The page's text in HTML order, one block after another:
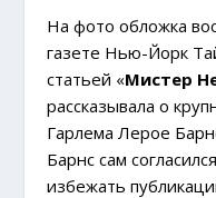
На фото обложка
газете Нью-Йорк
статьей «Мистер
рассказывала о
Гарлема Лерое
Барнс сам
избежать